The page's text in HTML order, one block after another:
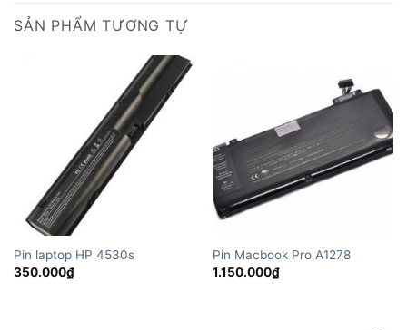
SẢN PHẨM TƯƠNG TỰ
Pin laptop HP 4530s
350.000₫
Pin Macbook Pro A1278
1.150.000₫